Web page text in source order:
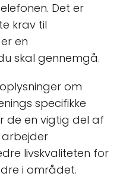
Det er
krav til
en
skal gennemgå.
om
specifikke
de en vigtig del af
arbejder
livskvaliteten for
i området.